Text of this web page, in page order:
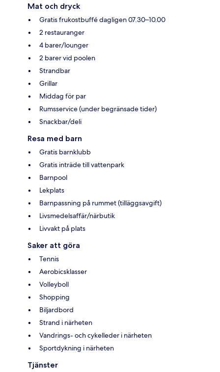
Mat och dryck
Gratis frukostbuffé dagligen 07.30–10.00
2 restauranger
4 barer/lounger
2 barer vid poolen
Strandbar
Grillar
Middag för par
Rumsservice (under begränsade tider)
Snackbar/deli
Resa med barn
Gratis barnklubb
Gratis inträde till vattenpark
Barnpool
Lekplats
Barnpassning på rummet (tilläggsavgift)
Livsmedelsaffär/närbutik
Livvakt på plats
Saker att göra
Tennis
Aerobicsklasser
Volleyboll
Shopping
Biljardbord
Strand i närheten
Vandrings- och cykelleder i närheten
Sportdykning i närheten
Tjänster